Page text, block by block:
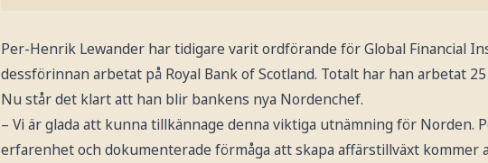
Per-Henrik Lewander har tidigare varit ordförande för Global Financial
dessförinnan arbetat på Royal Bank of Scotland. Totalt har han arbetat 25
Nu står det klart att han blir bankens nya Nordenchef.
– Vi är glada att kunna tillkännage denna viktiga utnämning för Norden.
erfarenhet och dokumenterade förmåga att skapa affärstillväxt kommer